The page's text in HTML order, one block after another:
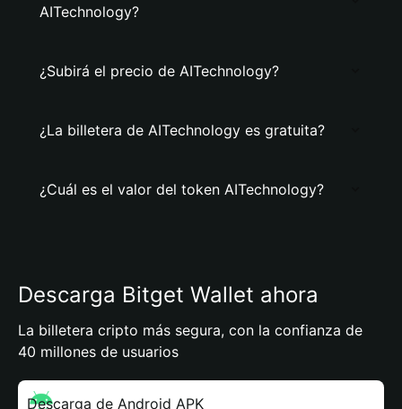
AITechnology?
¿Subirá el precio de AITechnology?
¿La billetera de AITechnology es gratuita?
¿Cuál es el valor del token AITechnology?
Descarga Bitget Wallet ahora
La billetera cripto más segura, con la confianza de
40 millones de usuarios
Descarga de Android APK